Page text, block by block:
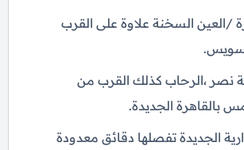
/العين السخنة علاوة على القرب
نصر ،الرحاب كذلك القرب من
بالقاهرة الجديدة.
الجديدة تفصلها دقائق معدودة